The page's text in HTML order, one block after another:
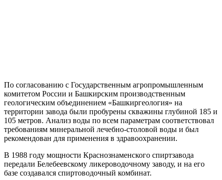
По согласованию с Государственным агропромышленным
комитетом России и Башкирским производственным
геологическим объединением «Башкиргеология» на
территории завода были пробурены скважины глубиной 185 и
105 метров. Анализ воды по всем параметрам соответствовал
требованиям минеральной лечебно-столовой воды и был
рекомендован для применения в здравоохранении.
В 1988 году мощности Краснознаменского спиртзавода
передали Белебеевскому ликероводочному заводу, и на его
базе создавался спиртоводочный комбинат.